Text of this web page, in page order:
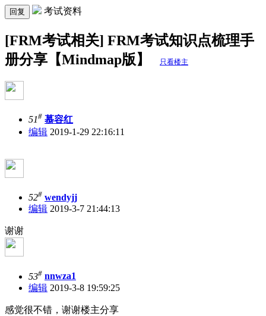
回复 考试资料
[FRM考试相关] FRM考试知识点梳理手
册分享【Mindmap版】
只看楼主
51# 慕容红
编辑 2019-1-29 22:16:11
52# wendyjj
编辑 2019-3-7 21:44:13
谢谢
53# nnwza1
编辑 2019-3-8 19:59:25
感觉很不错，谢谢楼主分享